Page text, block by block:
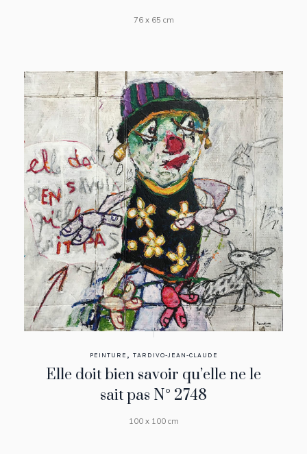
76 x 65 cm
PEINTURE , TARDIVO-JEAN-CLAUDE
Elle doit bien savoir qu’elle ne le
sait pas N° 2748
100 x 100 cm